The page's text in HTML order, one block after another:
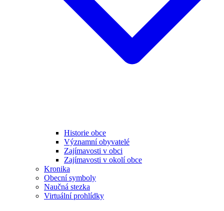
Historie obce
Významní obyvatelé
Zajímavosti v obci
Zajímavosti v okolí obce
Kronika
Obecní symboly
Naučná stezka
Virtuální prohlídky